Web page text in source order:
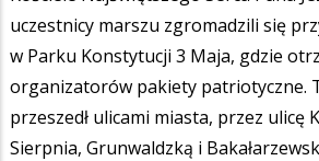
uczestnicy marszu zgromadzili się
w Parku Konstytucji 3 Maja, gdzie
organizatorów pakiety patriotyczne.
przeszedł ulicami miasta, przez ulicę
Sierpnia, Grunwaldzką i